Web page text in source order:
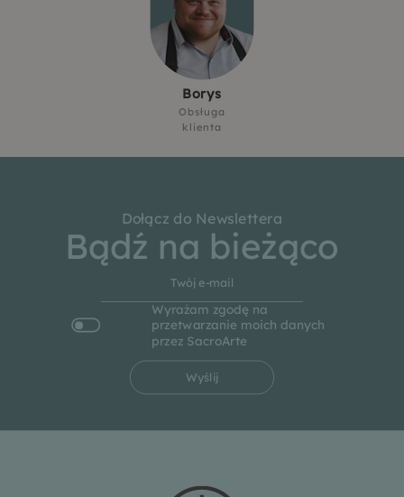
Borys
Obsługa
klienta
Dołącz do Newslettera
Bądź na bieżąco
Wyrażam zgodę na
przetwarzanie moich danych
przez SacroArte
Wyślij